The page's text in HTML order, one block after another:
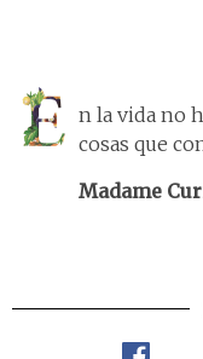
n la vida no
cosas que
Madame